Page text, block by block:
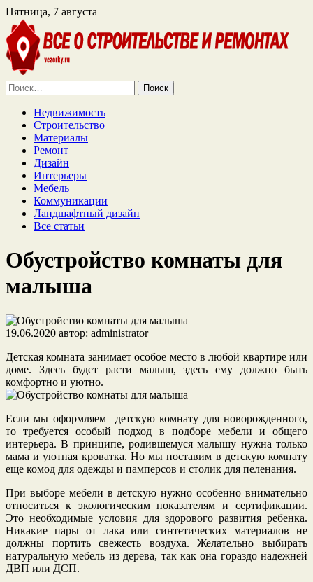
Пятница, 7 августа
Найти:
Недвижимость
Строительство
Материалы
Ремонт
Дизайн
Интерьеры
Мебель
Коммуникации
Ландшафтный дизайн
Все статьи
Обустройство комнаты для
малыша
19.06.2020 автор: administrator
Детская комната занимает особое место в любой квартире или
доме. Здесь будет расти малыш, здесь ему должно быть
комфортно и уютно.
Если мы оформляем детскую комнату для новорожденного,
то требуется особый подход в подборе мебели и общего
интерьера. В принципе, родившемуся малышу нужна только
мама и уютная кроватка. Но мы поставим в детскую комнату
еще комод для одежды и памперсов и столик для пеленания.
При выборе мебели в детскую нужно особенно внимательно
относиться к экологическим показателям и сертификации.
Это необходимые условия для здорового развития ребенка.
Никакие пары от лака или синтетических материалов не
должны портить свежесть воздуха. Желательно выбирать
натуральную мебель из дерева, так как она гораздо надежней
ДВП или ДСП.